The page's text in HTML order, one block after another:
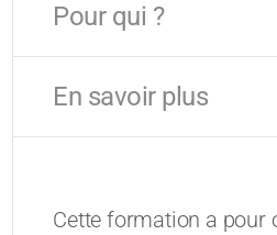
Pour qui ?
En savoir plus
Cette formation a pour